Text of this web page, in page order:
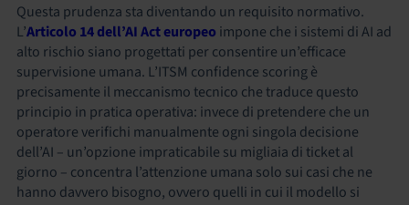
Questa prudenza sta diventando un requisito normativo.
L’Articolo 14 dell’AI Act europeo impone che i sistemi di AI ad
alto rischio siano progettati per consentire un’efficace
supervisione umana. L’ITSM confidence scoring è
precisamente il meccanismo tecnico che traduce questo
principio in pratica operativa: invece di pretendere che un
operatore verifichi manualmente ogni singola decisione
dell’AI – un’opzione impraticabile su migliaia di ticket al
giorno – concentra l’attenzione umana solo sui casi che ne
hanno davvero bisogno, ovvero quelli in cui il modello si